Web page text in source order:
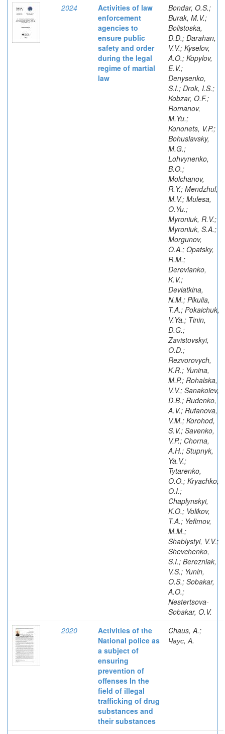
2024
Activities of law
enforcement
agencies to
ensure public
safety and order
during the legal
regime of martial
law
Bondar, O.S.;
Burak, M.V.;
Bolistoska,
D.D.; Darahan,
V.V.; Kyselov,
A.O.; Kopylov,
E.V.;
Denysenko,
S.I.; Drok, I.S.;
Kobzar, O.F.;
Romanov,
M.Yu.;
Kononets, V.P.;
Bohuslavsky,
M.G.;
Lohvynenko,
B.O.;
Molchanov,
R.Y.; Mendzhul,
M.V.; Mulesa,
O.Yu.;
Myroniuk, R.V.;
Myroniuk, S.A.;
Morgunov,
O.A.; Opatsky,
R.M.;
Derevianko,
K.V.;
Deviatkina,
N.M.; Pikulia,
T.A.; Pokaichuk,
V.Ya.; Tinin,
D.G.;
Zavistovskyi,
O.D.;
Rezvorovych,
K.R.; Yunina,
M.P.; Rohalska,
V.V.; Sanakoiev,
D.B.; Rudenko,
A.V.; Rufanova,
V.M.; Korohod,
S.V.; Savenko,
V.P.; Chorna,
A.H.; Stupnyk,
Ya.V.;
Tytarenko,
O.O.; Kryachko,
O.I.;
Chaplynskyi,
K.O.; Volikov,
T.A.; Yefimov,
M.M.;
Shablystyi, V.V.;
Shevchenko,
S.I.; Berezniak,
V.S.; Yunin,
O.S.; Sobakar,
A.O.;
Nestertsova-
Sobakar, O.V.
2020
Activities of the
National police as
a subject of
ensuring
prevention of
offenses In the
field of illegal
trafficking of drug
substances and
their substances
Chaus, A.;
Чаус, А.